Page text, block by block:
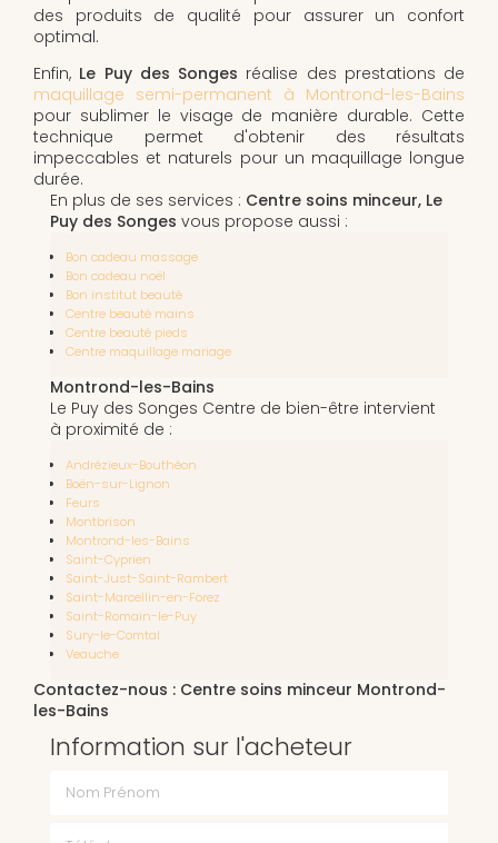
des produits de qualité pour assurer un confort
optimal.
Enfin, Le Puy des Songes réalise des prestations de
maquillage semi-permanent à Montrond-les-Bains
pour sublimer le visage de manière durable. Cette
technique permet d'obtenir des résultats
impeccables et naturels pour un maquillage longue
durée.
En plus de ses services : Centre soins minceur, Le
Puy des Songes vous propose aussi :
Bon cadeau massage
Bon cadeau noël
Bon institut beauté
Centre beauté mains
Centre beauté pieds
Centre maquillage mariage
Montrond-les-Bains
Le Puy des Songes Centre de bien-être intervient
à proximité de :
Andrézieux-Bouthéon
Boën-sur-Lignon
Feurs
Montbrison
Montrond-les-Bains
Saint-Cyprien
Saint-Just-Saint-Rambert
Saint-Marcellin-en-Forez
Saint-Romain-le-Puy
Sury-le-Comtal
Veauche
Contactez-nous : Centre soins minceur Montrond-
les-Bains
Information sur l'acheteur